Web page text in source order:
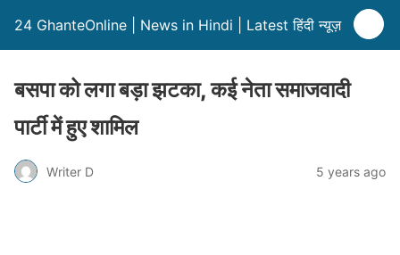
24 GhanteOnline | News in Hindi | Latest हिंदी न्यूज़
बसपा को लगा बड़ा झटका, कई नेता समाजवादी
पार्टी में हुए शामिल
Writer D 5 years ago